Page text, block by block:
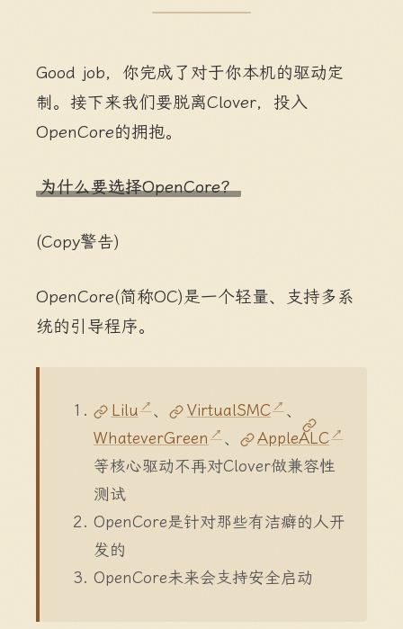
Good job，你完成了对于你本机的驱动定
制。接下来我们要脱离Clover，投入
OpenCore的拥抱。
为什么要选择OpenCore？
(Copy警告)
OpenCore(简称OC)是一个轻量、支持多系
统的引导程序。
Lilu 、 VirtualSMC
、
WhateverGreen
、
AppleALC
等核心驱动不再对Clover做兼容性
测试
OpenCore是针对那些有洁癖的人开
发的
OpenCore未来会支持安全启动